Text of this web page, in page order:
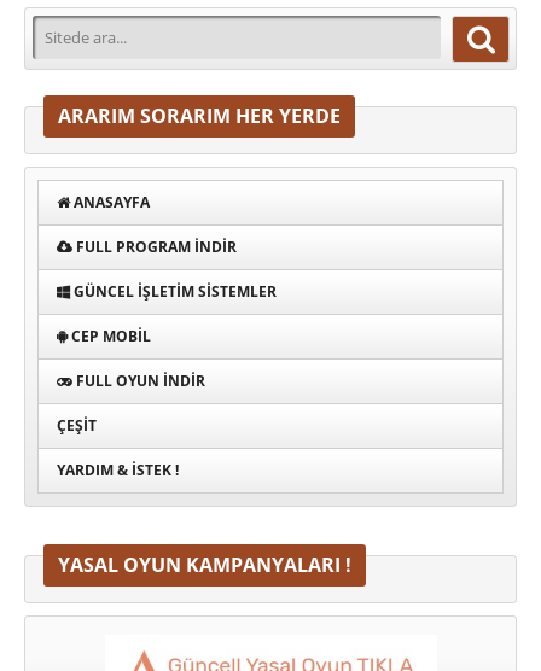
ARARIM SORARIM HER YERDE
ANASAYFA
FULL PROGRAM INDIR
GÜNCEL İŞLETIM SISTEMLER
CEP MOBIL
FULL OYUN İNDIR
ÇEŞIT
YARDIM & İSTEK !
YASAL OYUN KAMPANYALARI !